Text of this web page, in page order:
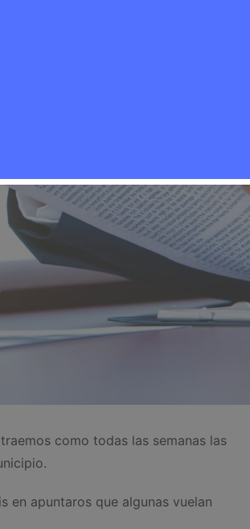
como todas las semanas las
en apuntaros que algunas vuelan